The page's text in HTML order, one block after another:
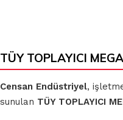
TÜY TOPLAYICI
Censan Endüstriyel,
sunulan TÜY TOPLAYICI